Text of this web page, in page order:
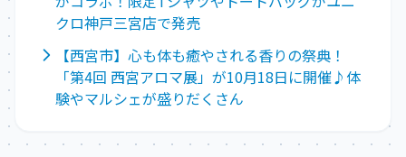
クロ神戸三宮店で発売
【西宮市】心も体も癒やされる香りの祭典！
「第4回 西宮アロマ展」が10月18日に開催♪体
験やマルシェが盛りだくさん